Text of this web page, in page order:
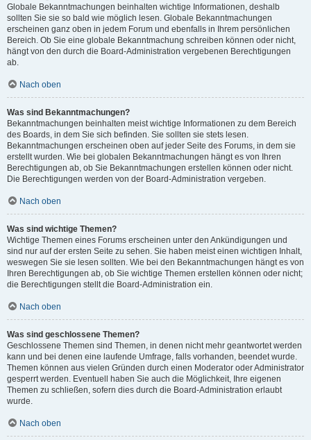
Globale Bekanntmachungen beinhalten wichtige Informationen, deshalb
sollten Sie sie so bald wie möglich lesen. Globale Bekanntmachungen
erscheinen ganz oben in jedem Forum und ebenfalls in Ihrem persönlichen
Bereich. Ob Sie eine globale Bekanntmachung schreiben können oder nicht,
hängt von den durch die Board-Administration vergebenen Berechtigungen
ab.
Nach oben
Was sind Bekanntmachungen?
Bekanntmachungen beinhalten meist wichtige Informationen zu dem Bereich
des Boards, in dem Sie sich befinden. Sie sollten sie stets lesen.
Bekanntmachungen erscheinen oben auf jeder Seite des Forums, in dem sie
erstellt wurden. Wie bei globalen Bekanntmachungen hängt es von Ihren
Berechtigungen ab, ob Sie Bekanntmachungen erstellen können oder nicht.
Die Berechtigungen werden von der Board-Administration vergeben.
Nach oben
Was sind wichtige Themen?
Wichtige Themen eines Forums erscheinen unter den Ankündigungen und
sind nur auf der ersten Seite zu sehen. Sie haben meist einen wichtigen Inhalt,
weswegen Sie sie lesen sollten. Wie bei den Bekanntmachungen hängt es von
Ihren Berechtigungen ab, ob Sie wichtige Themen erstellen können oder nicht;
die Berechtigungen stellt die Board-Administration ein.
Nach oben
Was sind geschlossene Themen?
Geschlossene Themen sind Themen, in denen nicht mehr geantwortet werden
kann und bei denen eine laufende Umfrage, falls vorhanden, beendet wurde.
Themen können aus vielen Gründen durch einen Moderator oder Administrator
gesperrt werden. Eventuell haben Sie auch die Möglichkeit, Ihre eigenen
Themen zu schließen, sofern dies durch die Board-Administration erlaubt
wurde.
Nach oben